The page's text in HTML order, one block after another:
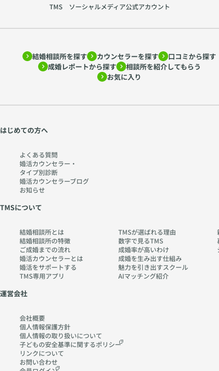
TMS ソーシャルメディア公式アカウント
結婚相談所を探す カウンセラーを探す
口コミから探す
成婚レポートから探す
相談所を紹介してもらう
お気に入り
はじめての方へ
よくある質問
婚活カウンセラー・
タイプ別診断
婚活カウンセラーブログ
お知らせ
TMSについて
結婚相談所とは
結婚相談所の特徴
ご成婚までの流れ
婚活カウンセラーとは
婚活をサポートする
TMS専用アプリ
TMSが選ばれる理由
数字で見るTMS
成婚率が高いわけ
成婚を生み出す仕組み
魅力を引き出すスクール
AIマッチング紹介
運営会社
会社概要
個人情報保護方針
個人情報の取り扱いについて
子どもの安全基準に関するポリシー
リンクについて
お問い合わせ